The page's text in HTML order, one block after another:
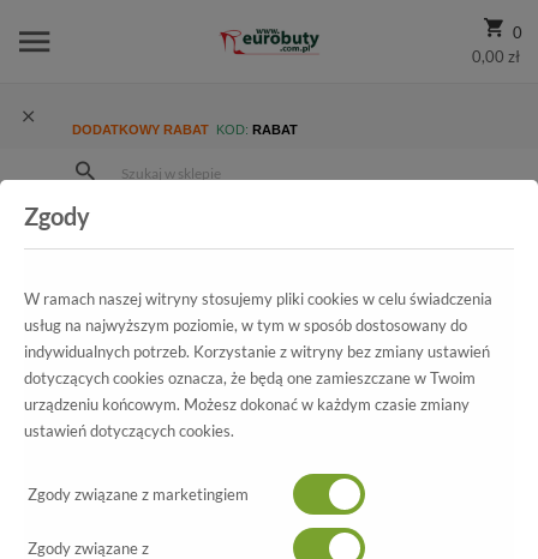
0
0,00 zł
DODATKOWY RABAT KOD: RABAT
Damskie
Czółenka
Wszystkie produkty
2520 Srebrna/Satyna
Zgody
W ramach naszej witryny stosujemy pliki cookies w celu świadczenia
usług na najwyższym poziomie, w tym w sposób dostosowany do
indywidualnych potrzeb. Korzystanie z witryny bez zmiany ustawień
dotyczących cookies oznacza, że będą one zamieszczane w Twoim
urządzeniu końcowym. Możesz dokonać w każdym czasie zmiany
ustawień dotyczących cookies.
Zgody związane z marketingiem
Zgody związane z